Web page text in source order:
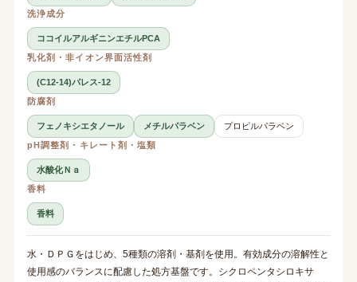
洗浄成分
ココイルアルギニンエチルPCA
乳化剤・非イオン界面活性剤
(C12-14)パレス-12
防腐剤
フェノキシエタノール メチルパラベン
プロピルパラベン
pH調整剤・キレート剤・塩類
水酸化Ｎａ
香料
香料
水・ＤＰＧをはじめ、5種類の溶剤・基剤を使用。有効成分の溶解性と
使用感のバランスに配慮した処方基盤です。シクロペンタシロキサ